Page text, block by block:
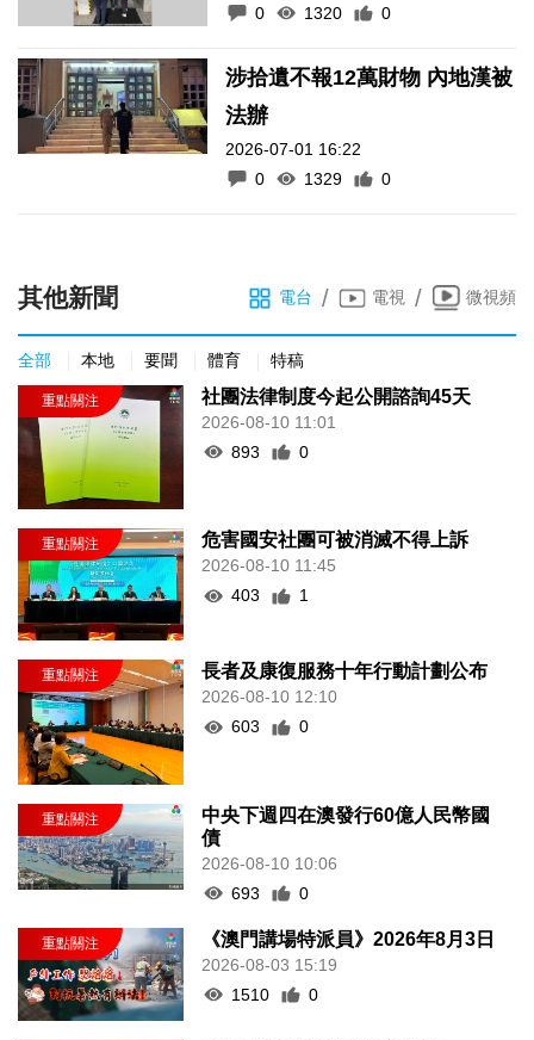
0
1320 0
涉拾遺不報12萬財物 內地漢被
法辦
2026-07-01 16:22
0
1329 0
其他新聞 電台 / 電視 / 微視頻
全部 本地 要聞 體育 特稿
社團法律制度今起公開諮詢45天
2026-08-10 11:01
893
0
危害國安社團可被消滅不得上訴
2026-08-10 11:45
403
1
長者及康復服務十年行動計劃公布
2026-08-10 12:10
603
0
中央下週四在澳發行60億人民幣國
債
2026-08-10 10:06
693
0
《澳門講場特派員》2026年8月3日
2026-08-03 15:19
1510
0